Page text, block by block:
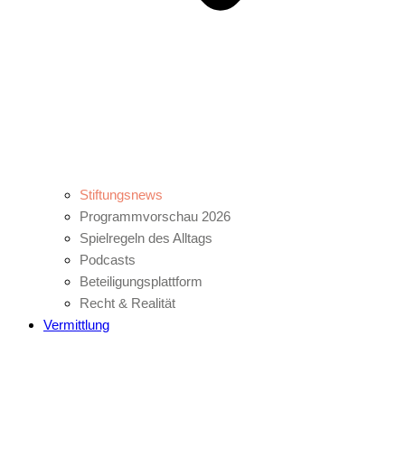
Stiftungsnews
Programmvorschau 2026
Spielregeln des Alltags
Podcasts
Beteiligungsplattform
Recht & Realität
Vermittlung